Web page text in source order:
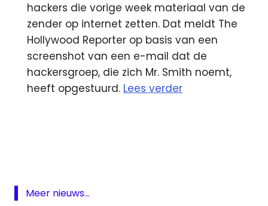
hackers die vorige week materiaal van de
zender op internet zetten. Dat meldt The
Hollywood Reporter op basis van een
screenshot van een e-mail dat de
hackersgroep, die zich Mr. Smith noemt,
heeft opgestuurd. Lees verder
ORTS
Meer nieuws...